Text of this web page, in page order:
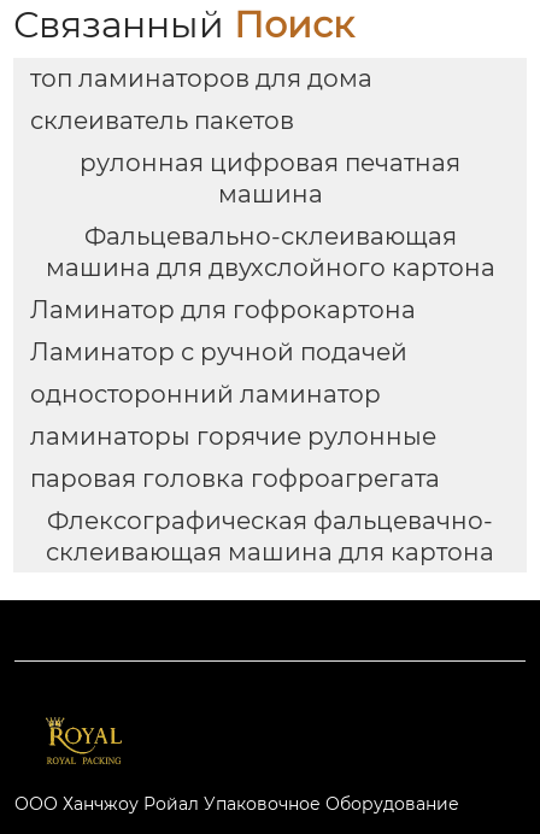
Связанный Поиск
топ ламинаторов для дома
склеиватель пакетов
рулонная цифровая печатная
машина
Фальцевально-склеивающая
машина для двухслойного картона
Ламинатор для гофрокартона
Ламинатор с ручной подачей
односторонний ламинатор
ламинаторы горячие рулонные
паровая головка гофроагрегата
Флексографическая фальцевачно-
склеивающая машина для картона
ООО Ханчжоу Ройал Упаковочное Оборудование